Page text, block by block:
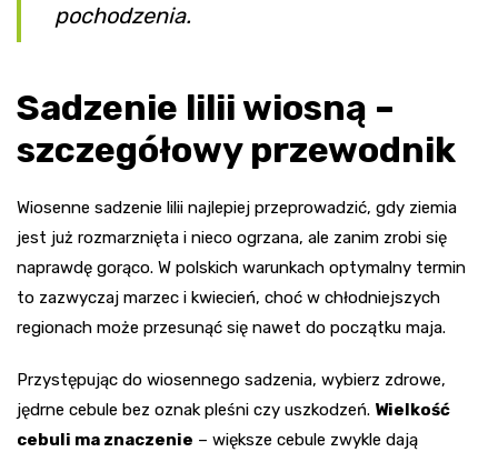
pochodzenia.
Sadzenie lilii wiosną –
szczegółowy przewodnik
Wiosenne sadzenie lilii najlepiej przeprowadzić, gdy ziemia
jest już rozmarznięta i nieco ogrzana, ale zanim zrobi się
naprawdę gorąco. W polskich warunkach optymalny termin
to zazwyczaj marzec i kwiecień, choć w chłodniejszych
regionach może przesunąć się nawet do początku maja.
Przystępując do wiosennego sadzenia, wybierz zdrowe,
jędrne cebule bez oznak pleśni czy uszkodzeń. Wielkość
cebuli ma znaczenie – większe cebule zwykle dają